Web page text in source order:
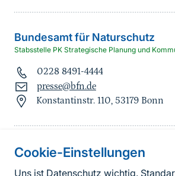
Cookie-Einstellungen
Uns ist Datenschutz wichtig.
Bundesamt für Naturschutz
Stabsstelle PK Strategische Planung und
0228 8491-4444
presse@bfn.de
Konstantinstr. 110, 53179 Bonn
Informationen zur Seite